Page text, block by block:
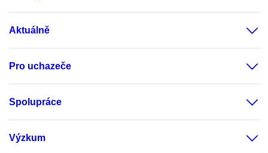
Aktuálně
Pro uchazeče
Spolupráce
Výzkum